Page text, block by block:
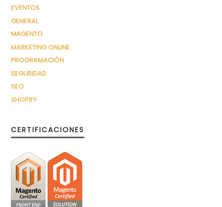
EVENTOS
GENERAL
MAGENTO
MARKETING ONLINE
PROGRAMACIÓN
SEGURIDAD
SEO
SHOPIFY
CERTIFICACIONES